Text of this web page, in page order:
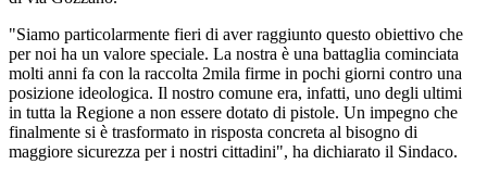
"Siamo particolarmente fieri di aver raggiunto questo obiettivo che
per noi ha un valore speciale. La nostra è una battaglia cominciata
molti anni fa con la raccolta 2mila firme in pochi giorni contro una
posizione ideologica. Il nostro comune era, infatti, uno degli ultimi
in tutta la Regione a non essere dotato di pistole. Un impegno che
finalmente si è trasformato in risposta concreta al bisogno di
maggiore sicurezza per i nostri cittadini", ha dichiarato il Sindaco.